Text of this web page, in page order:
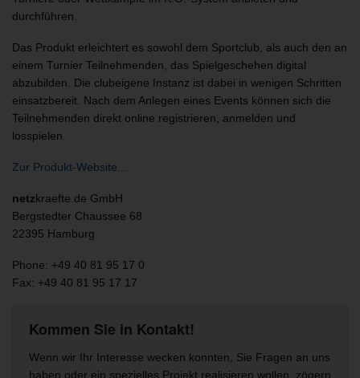
durchführen.
Das Produkt erleichtert es sowohl dem Sportclub, als auch den an
einem Turnier Teilnehmenden, das Spielgeschehen digital
abzubilden. Die clubeigene Instanz ist dabei in wenigen Schritten
einsatzbereit. Nach dem Anlegen eines Events können sich die
Teilnehmenden direkt online registrieren, anmelden und
losspielen.
Zur Produkt-Website...
netzkraefte.de GmbH
Bergstedter Chaussee 68
22395 Hamburg
Phone: +49 40 81 95 17 0
Fax: +49 40 81 95 17 17
Kommen Sie in Kontakt!
Wenn wir Ihr Interesse wecken konnten, Sie Fragen an uns
haben oder ein spezielles Projekt realisieren wollen, zögern